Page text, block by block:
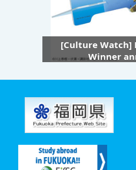
[Culture Watch]
Winner